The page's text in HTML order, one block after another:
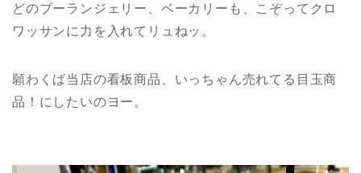
どのブーランジェリー、ベーカリーも、こぞってクロ
ワッサンに力を入れてリュねッ。
願わくば当店の看板商品、いっちゃん売れてる目玉商
品！にしたいのヨー。